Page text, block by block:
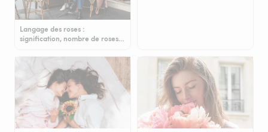
Langage des roses :
signification, nombre de roses…